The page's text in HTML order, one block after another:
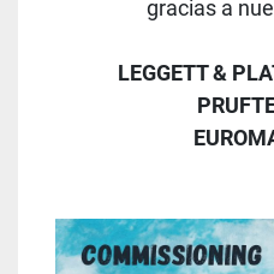
gracias a
LEGGETT &